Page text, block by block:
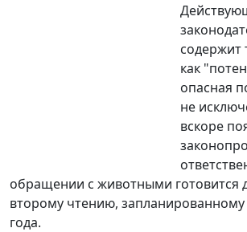
содержит
как
опасная
не
вскоре
обращении с животными готовится
второму чтению, запланированному
года.